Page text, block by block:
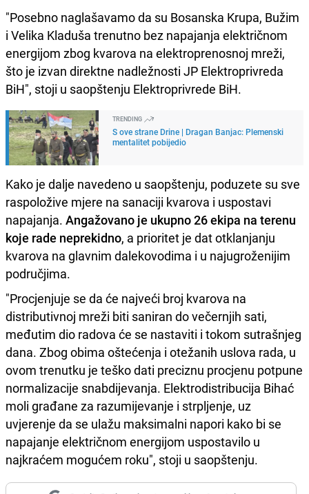
"Posebno naglašavamo da su Bosanska Krupa, Bužim
i Velika Kladuša trenutno bez napajanja električnom
energijom zbog kvarova na elektroprenosnoj mreži,
što je izvan direktne nadležnosti JP Elektroprivreda
BiH", stoji u saopštenju Elektroprivrede BiH.
TRENDING
S ove strane Drine | Dragan Banjac: Plemenski
mentalitet pobijedio
Kako je dalje navedeno u saopštenju, poduzete su sve
raspoložive mjere na sanaciji kvarova i uspostavi
napajanja. Angažovano je ukupno 26 ekipa na terenu
koje rade neprekidno, a prioritet je dat otklanjanju
kvarova na glavnim dalekovodima i u najugroženijim
područjima.
"Procjenjuje se da će najveći broj kvarova na
distributivnoj mreži biti saniran do večernjih sati,
međutim dio radova će se nastaviti i tokom sutrašnjeg
dana. Zbog obima oštećenja i otežanih uslova rada, u
ovom trenutku je teško dati preciznu procjenu potpune
normalizacije snabdijevanja. Elektrodistribucija Bihać
moli građane za razumijevanje i strpljenje, uz
uvjerenje da se ulažu maksimalni napori kako bi se
napajanje električnom energijom uspostavilo u
najkraćem mogućem roku", stoji u saopštenju.